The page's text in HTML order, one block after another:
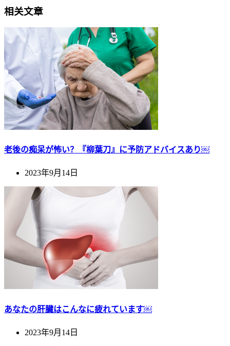
相关文章
老後の痴呆が怖い？『柳葉刀』に予防アドバイスあり￼
2023年9月14日
あなたの肝臓はこんなに疲れています￼
2023年9月14日